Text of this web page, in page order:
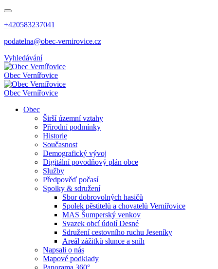
+420583237041
podatelna@obec-vernirovice.cz
Vyhledávání
Obec Vernířovice
Obec Vernířovice
Obec
Širší územní vztahy
Přírodní podmínky
Historie
Současnost
Demografický vývoj
Digitální povodňový plán obce
Služby
Předpověď počasí
Spolky & sdružení
Sbor dobrovolných hasičů
Spolek pěstitelů a chovatelů Vernířovice
MAS Šumperský venkov
Svazek obcí údolí Desné
Sdružení cestovního ruchu Jeseníky
Areál zážitků slunce a sníh
Napsali o nás
Mapové podklady
Panorama 360°